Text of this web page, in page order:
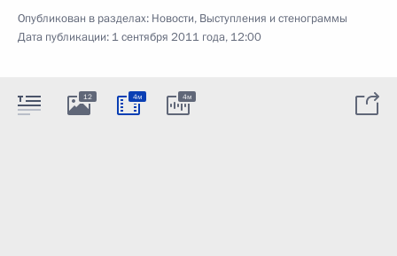
Опубликован в разделах: Новости, Выступления и стенограммы
Дата публикации: 1 сентября 2011 года, 12:00
12 4м 4м